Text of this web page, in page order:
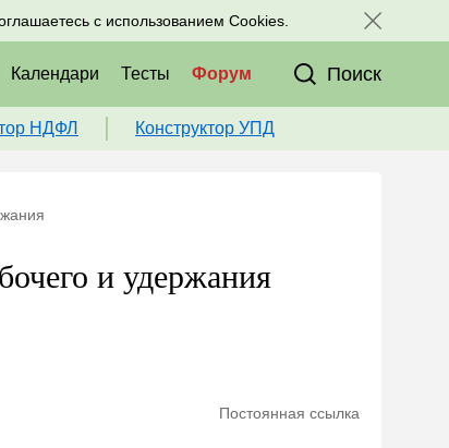
с использованием Cookies.
к нам в соц. сетях:
Календари Тесты Форум Поиск
НДФЛ Конструктор УПД
и удержания
Постоянная ссылка